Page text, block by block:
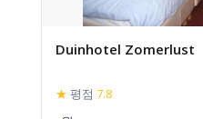
Duinhotel Zomerlust
★ 평점 7.8